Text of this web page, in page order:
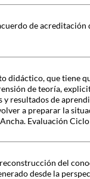
de acreditación
didáctico, que tiene
de teoría,
resultados de
a preparar la
Evaluación
del
desde la